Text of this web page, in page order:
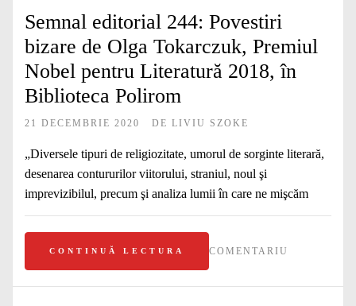
Semnal editorial 244: Povestiri
bizare de Olga Tokarczuk, Premiul
Nobel pentru Literatură 2018, în
Biblioteca Polirom
21 DECEMBRIE 2020 DE LIVIU SZOKE
„Diversele tipuri de religiozitate, umorul de sorginte literară,
desenarea contururilor viitorului, straniul, noul şi
imprevizibilul, precum şi analiza lumii în care ne mişcăm
CONTINUĂ LECTURA COMENTARIU